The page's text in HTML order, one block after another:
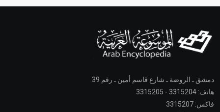
دمشق ـ الروضة ـ شارع قاسم أمين ـ رقم 39
هاتف: 3315204 - 3315205
فاكس: 3315207